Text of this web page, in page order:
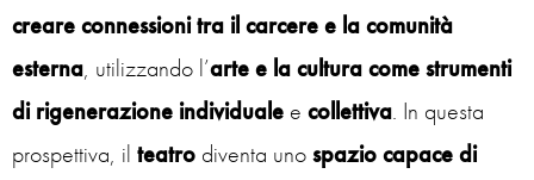
creare connessioni tra il carcere e la comunità
esterna, utilizzando l’arte e la cultura come strumenti
di rigenerazione individuale e collettiva. In questa
prospettiva, il teatro diventa unospazio capace di